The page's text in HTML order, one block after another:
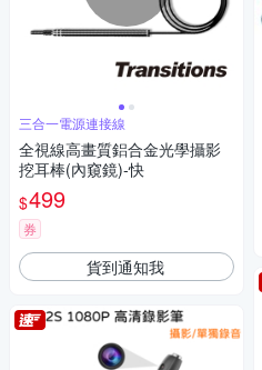
三合一電源連接線
全視線高畫質鋁合金光學攝影
挖耳棒(內窺鏡)-快
$499
券
貨到通知我